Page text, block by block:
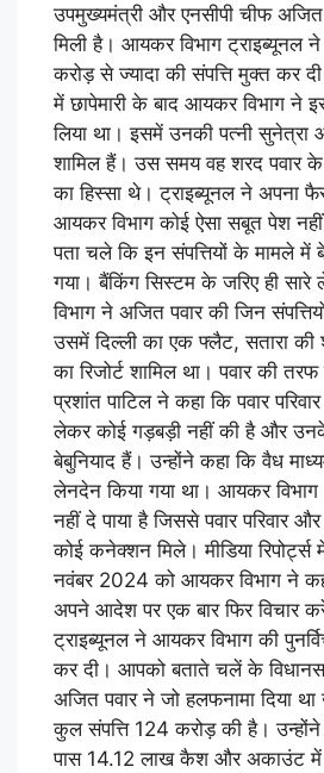
उपमुख्यमंत्री और एनसीपी चीफ अजित
मिली है। आयकर विभाग ट्राइब्यूनल ने
करोड़ से ज्यादा की संपत्ति मुक्त कर
में छापेमारी के बाद आयकर विभाग ने
लिया था। इसमें उनकी पत्नी सुनेत्रा
शामिल हैं। उस समय वह शरद पवार के
का हिस्सा थे। ट्राइब्यूनल ने अपना
आयकर विभाग कोई ऐसा सबूत पेश
पता चले कि इन संपत्तियों के मामले में
गया। बैंकिंग सिस्टम के जरिए ही
विभाग ने अजित पवार की जिन
उसमें दिल्ली का एक फ्लैट, सतारा की
का रिजोर्ट शामिल था। पवार की
प्रशांत पाटिल ने कहा कि पवार
लेकर कोई गड़बड़ी नहीं की है और
बेबुनियाद हैं। उन्होंने कहा कि वैध
लेनदेन किया गया था। आयकर विभाग
नहीं दे पाया है जिससे पवार परिवार
कोई कनेक्शन मिले। मीडिया रिपोर्ट्स
नवंबर 2024 को आयकर विभाग ने
अपने आदेश पर एक बार फिर विचार
ट्राइब्यूनल ने आयकर विभाग की
कर दी। आपको बताते चलें के
अजित पवार ने जो हलफनामा दिया
कुल संपत्ति 124 करोड़ की है।
पास 14.12 लाख कैश और अकाउंट